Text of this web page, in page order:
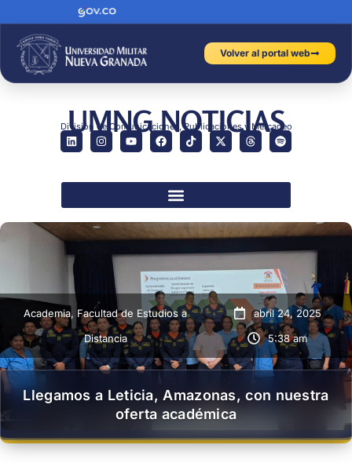
Volver al portal web
UMNG NOTICIAS
División de Comunicaciones, Publicaciones y Mercadeo
Academia, Facultad de Estudios a
Distancia
abril 24, 2025
5:38 am
Llegamos a Leticia, Amazonas, con nuestra
oferta académica